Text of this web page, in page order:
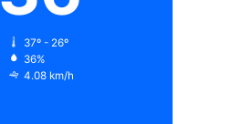
37º - 26º
36%
4.08 km/h